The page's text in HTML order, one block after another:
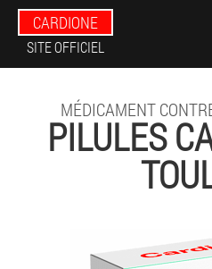
CARDIONE
SITE OFFICIEL
MÉDICAMENT
PILULES